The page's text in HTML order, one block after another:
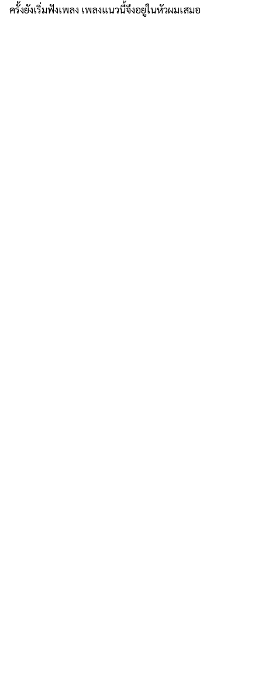
ครั้งยังเริ่มฟังเพลง เพลงแนวนี้จึงอยู่ในหัวผมเสมอ